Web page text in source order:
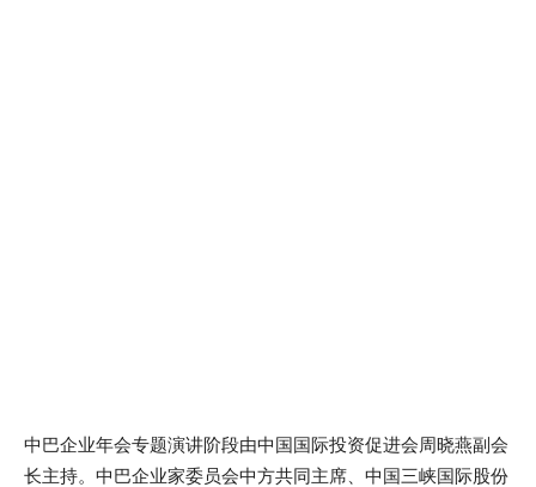
中巴企业年会专题演讲阶段由中国国际投资促进会周晓燕副会
长主持。中巴企业家委员会中方共同主席、中国三峡国际股份